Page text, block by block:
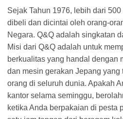
Sejak Tahun 1976, lebih dari
dibeli dan dicintai oleh orang-
Negara. Q&Q adalah singkatan
Misi dari Q&Q adalah untuk
berkualitas yang handal dengan
dan mesin gerakan Jepang yang
orang di seluruh dunia. Apakah
kantor selama seminggu,
ketika Anda berpakaian di pesta